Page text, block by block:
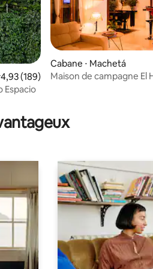
: 5 sur 5
moyenne sur la base de
4,93 (189)
Espacio
Cabane ⋅ Machetá
Maison de campagne El